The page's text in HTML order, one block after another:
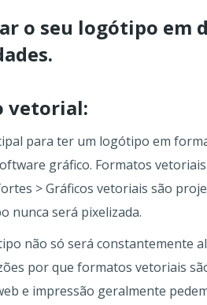
o seu logótipo em
vetorial:
para ter um logótipo em
gráfico. Formatos
> Gráficos vetoriais são
nunca será pixelizada.
não só será constantemente
por que formatos vetoriais
e impressão geralmente